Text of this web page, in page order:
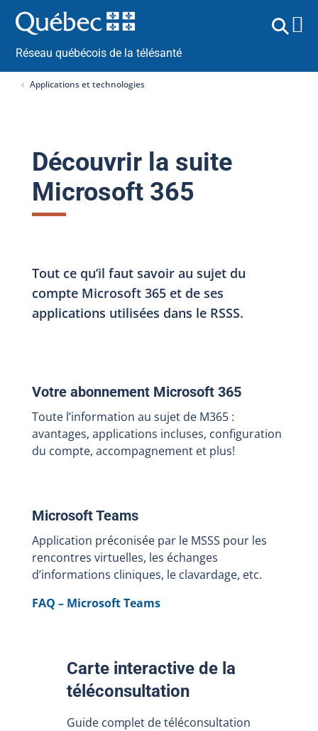
Réseau québécois de la télésanté
Applications et technologies
Découvrir la suite
Microsoft 365
Tout ce qu’il faut savoir au sujet du
compte Microsoft 365 et de ses
applications utilisées dans le RSSS.
Votre abonnement Microsoft 365
Toute l’information au sujet de M365 :
avantages, applications incluses, configuration
du compte, accompagnement et plus!
Microsoft Teams
Application préconisée par le MSSS pour les
rencontres virtuelles, les échanges
d’informations cliniques, le clavardage, etc.
FAQ – Microsoft Teams
Carte interactive de la
téléconsultation
Guide complet de téléconsultation